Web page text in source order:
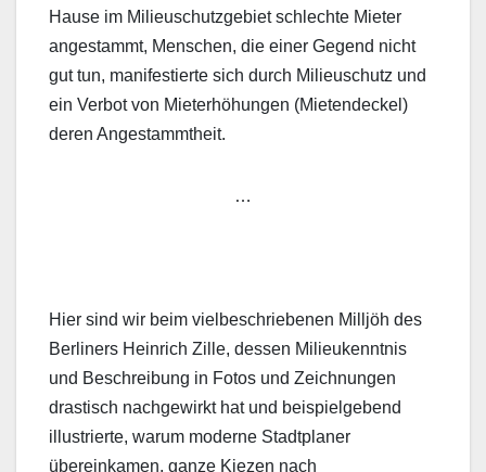
Hause im Milieuschutzgebiet schlechte Mieter
angestammt, Menschen, die einer Gegend nicht
gut tun, manifestierte sich durch Milieuschutz und
ein Verbot von Mieterhöhungen (Mietendeckel)
deren Angestammtheit.
…
Hier sind wir beim vielbeschriebenen Milljöh des
Berliners Heinrich Zille, dessen Milieukenntnis
und Beschreibung in Fotos und Zeichnungen
drastisch nachgewirkt hat und beispielgebend
illustrierte, warum moderne Stadtplaner
übereinkamen, ganze Kiezen nach